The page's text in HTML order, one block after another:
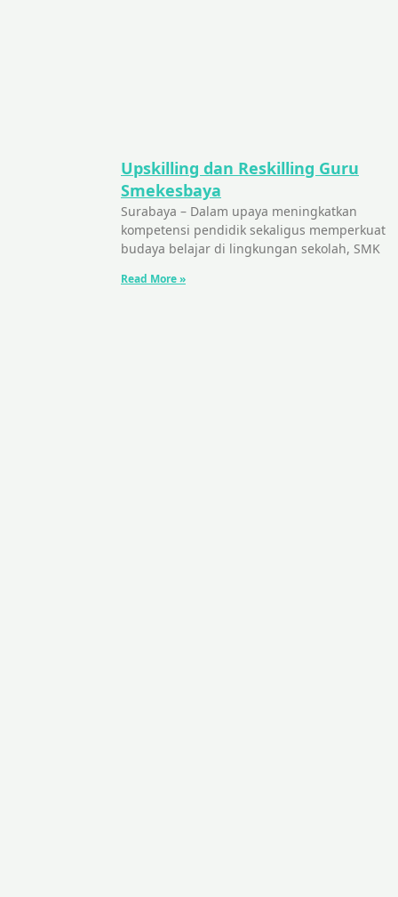
Upskilling dan Reskilling Guru
Smekesbaya
Surabaya – Dalam upaya meningkatkan
kompetensi pendidik sekaligus memperkuat
budaya belajar di lingkungan sekolah, SMK
Read More »